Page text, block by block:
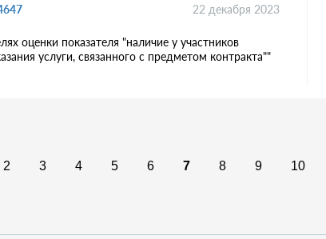
22 декабря 2023
оценки показателя "наличие у участников
услуги, связанного с предметом контракта""
2 3 4 5 6 7 8 9 10